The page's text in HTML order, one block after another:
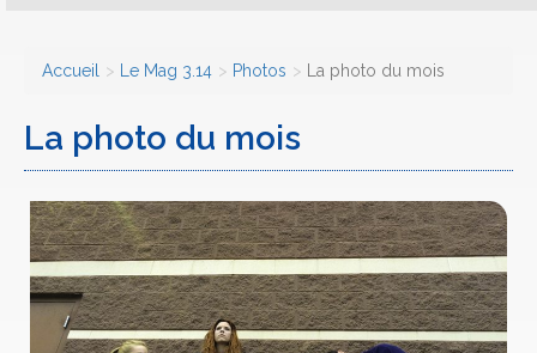
Accueil Le Mag 3.14 Photos La photo du mois
La photo du mois